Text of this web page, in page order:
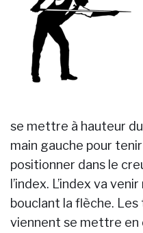
se mettre à hauteur
main gauche pour
positionner dans le
l’index. L’index va
bouclant la flèche.
viennent se mettre en